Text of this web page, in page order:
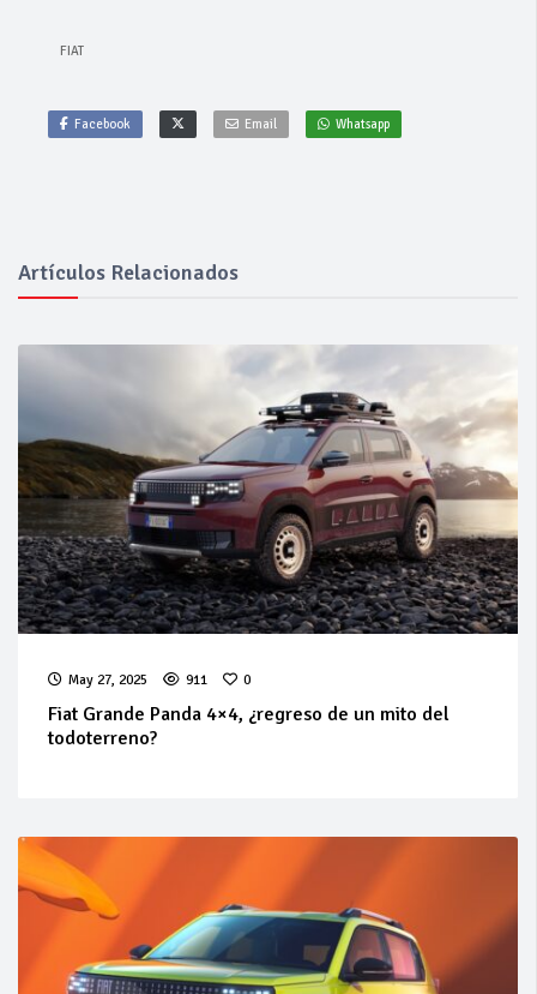
FIAT
Facebook Email Whatsapp
Artículos Relacionados
May 27, 2025 911 0
Fiat Grande Panda 4×4, ¿regreso de un mito del
todoterreno?